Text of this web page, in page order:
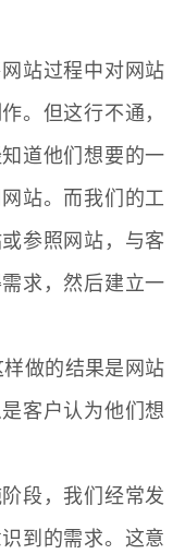
站过程中对网站
。但这行不通，
道他们想要的一
站。而我们的工
参照网站，与客
求，然后建立一
做的结果是网站
客户认为他们想
段，我们经常发
到的需求。这意